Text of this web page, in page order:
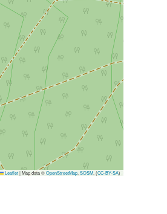
Leaflet|Map data ©OpenStreetMap SOSM , (CC-BY-SA)